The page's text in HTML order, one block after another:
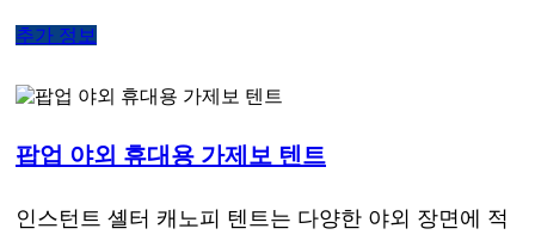
추가 정보
팝업 야외 휴대용 가제보 텐트
인스턴트 셸터 캐노피 텐트는 다양한 야외 장면에 적